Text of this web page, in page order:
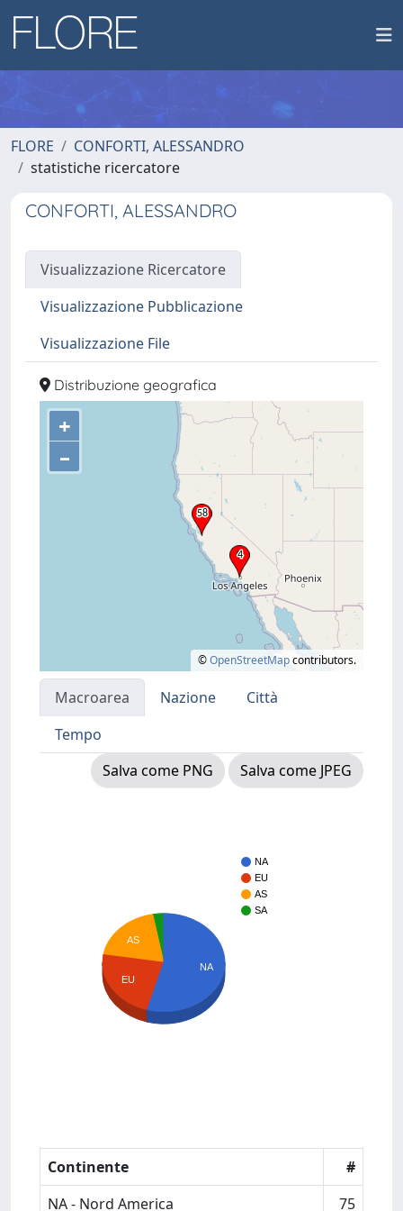
FLORE
CONFORTI, ALESSANDRO
statistiche ricercatore
CONFORTI, ALESSANDRO
Visualizzazione Ricercatore
Visualizzazione Pubblicazione
Visualizzazione File
Distribuzione geografica
+
–
©OpenStreetMapcontributors.
Macroarea Nazione
Città
Tempo
Salva come PNG
Salva come JPEG
NA
EU
AS
SA
AS
EU
NA
Continente
#
NA - Nord America
75